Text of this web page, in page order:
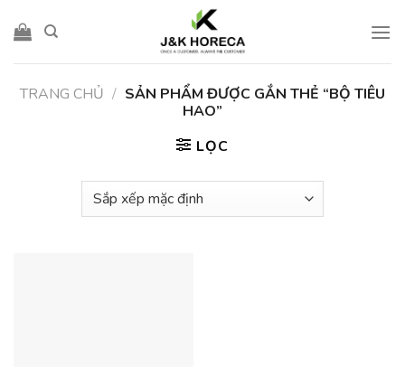
TRANG CHỦ / SẢN PHẨM ĐƯỢC GẮN THẺ “BỘ TIÊU
HAO”
LỌC